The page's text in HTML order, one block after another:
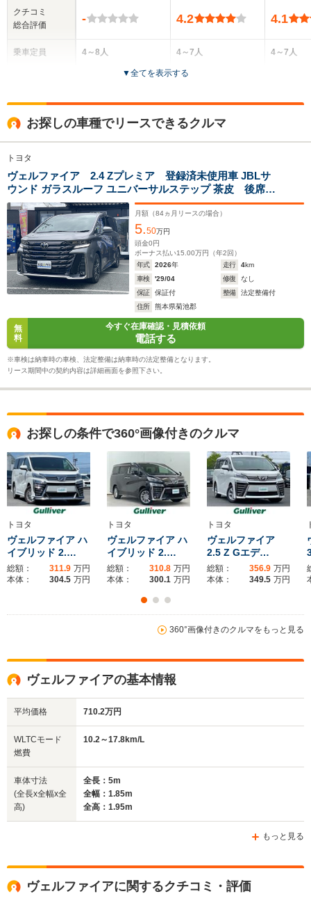
クチコミ
総合評価
乗車定員
サイズ
WLTCモード
燃費
排気量
駆動方式
-
4～8人
全高
1.94m～1.95m
全幅
1.85m
5m
ホイールベース
-m
10.3～18.9km/L
└市街地:7.1～
16.5km/L
21.2km/L
└高速道路:12.2～
2487～2493cc
FF、4WD
4.2
4～7人
5ドア
1.91m
全幅
1.83m～1.84m
全長
4.87m～4.89m
ホイールベース
2362cc
4WD
4.1
4～7人
4.87m
2362cc
▼全てを表示する
お探しの車種でリースできるクルマ
トヨタ
ヴェルファイア 2.4 Zプレミア 登録済未使用車 JBLサ
ウンド ガラスルーフ ユニバーサルステップ 茶皮 後席モ
ニター トヨタチームメイト 14型ディスプレイ 全周囲カメ
ラ デジタルミラー ブラインドスポット メモリーシート寒
冷地仕様 ITSコネクト
月額（84ヵ月リースの場合）
5.50万円
頭金0円
ボーナス払い15.00万円（年2 回）
年式
2026年 走行 4km
車検
'29/04 修復
なし
保証
保証付 整備
法定整備付
住所
熊本県菊池郡
無
料
今すぐ在庫確認・見積依頼
電話する
※車検は納車時の車検、法定整備は納車時の法定整備となります。
リース期間中の契約内容は詳細画面を参照下さい。
お探しの条件で360°画像付きのクルマ
トヨタ
ヴェルファイア ハ
イブリッド 2.…
総額： 311.9 万円
本体：
304.5 万円
トヨタ
ヴェルファイア ハ
イブリッド 2.…
総額： 310.8 万円
本体：
300.1 万円
トヨタ
ヴェルファイア
2.5 Z Gエデ…
総額： 356.9 万円
本体：
349.5 万円
360°画像付きのクルマをもっと見る
ヴェルファイアの基本情報
平均価格 710.2万円
WLTCモード
燃費
10.2～17.8km/L
車体寸法
(全長x全幅x全
高)
全長：5m
全幅：1.85m
全高：1.95m
もっと見る
ヴェルファイアに関するクチコミ・評価